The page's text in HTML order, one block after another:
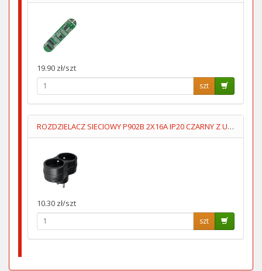
19.90 zł/szt
szt
ROZDZIELACZ SIECIOWY P902B 2X16A IP20 CZARNY Z UZIOMEM
10.30 zł/szt
szt